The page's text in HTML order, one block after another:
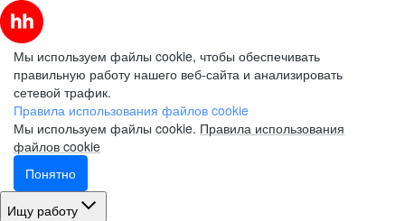
Мы используем файлы cookie, чтобы обеспечивать
правильную работу нашего веб-сайта и анализировать
сетевой трафик.
Правила использования файлов cookie
Мы используем файлы cookie. Правила использования
файлов cookie
Понятно
Ищу работу